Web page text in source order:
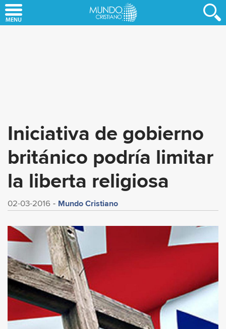
to
Iniciativa de gobierno
británico podría limitar
la liberta religiosa
02-03-2016 Mundo Cristiano